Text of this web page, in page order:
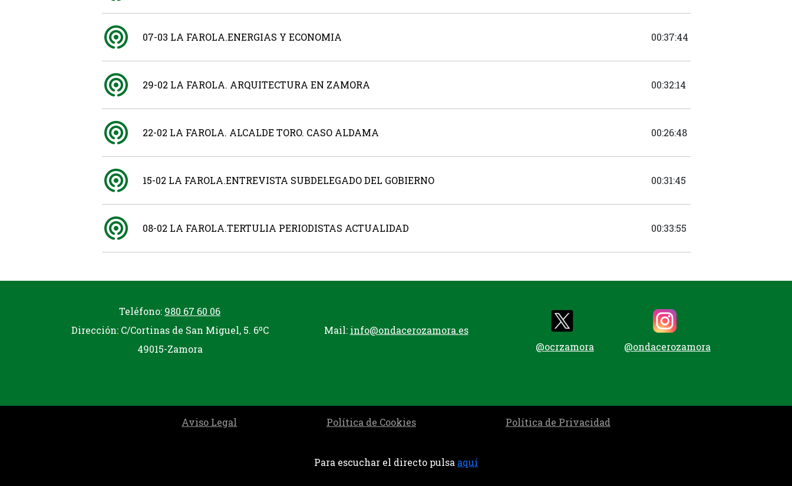
07-03 LA FAROLA.ENERGIAS Y ECONOMIA 00:37:44
29-02 LA FAROLA. ARQUITECTURA EN ZAMORA 00:32:14
22-02 LA FAROLA. ALCALDE TORO. CASO ALDAMA 00:26:48
15-02 LA FAROLA.ENTREVISTA SUBDELEGADO DEL GOBIERNO 00:31:45
08-02 LA FAROLA.TERTULIA PERIODISTAS ACTUALIDAD 00:33:55
Teléfono: 980 67 60 06
Dirección: C/Cortinas de San Miguel, 5. 6ºC
49015-Zamora
Mail: info@ondacerozamora.es
@ocrzamora
@ondacerozamora
Para escuchar el directo pulsa aquí
Aviso Legal Política de Cookies Política de Privacidad